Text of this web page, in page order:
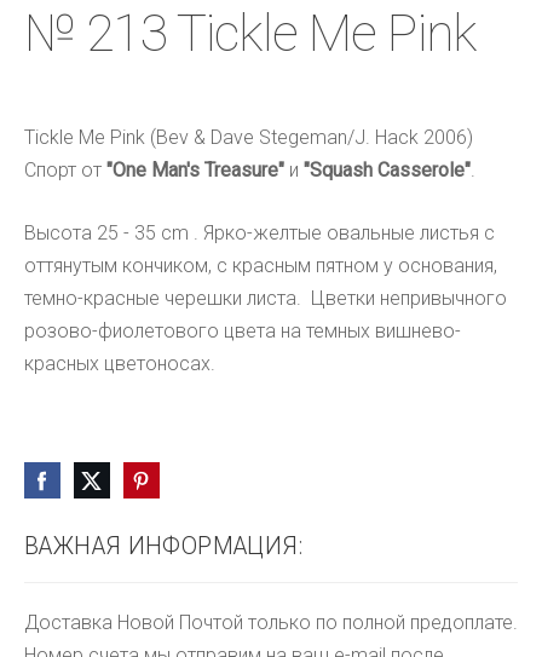
ВАЖНАЯ ИНФОРМАЦИЯ:
Доставка Новой Почтой только по полной предоплате.
№ 213 Tickle Me Pink
Tickle Me Pink (Bev & Dave Stegeman/J. Hack 2006)
Спорт от "One Man's Treasure" и "Squash Casserole"
Высота 25 - 35 cm . Ярко-желтые овальные листья с
оттянутым кончиком, с красным пятном у основания,
темно-красные черешки листа. Цветки непривычного
розово-фиолетового цвета на темных вишнево-
красных цветоносах.